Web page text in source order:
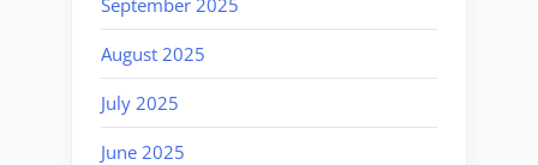
August 2025
July 2025
June 2025